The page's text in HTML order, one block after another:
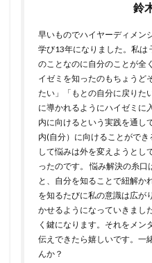
鈴
早いものでハイヤーディメン
学び13年になりました。私は
のことなのに自分のことが全
イゼミを知ったのもちょうど
たい」「もとの自分に戻りた
に導かれるようにハイゼミに
内に向けるという実践を通し
内(自分）に向けることがで
して悩みは外を変えようとし
ったのです。 悩み解決の糸
と、自分を知ることで紐解か
を知るたびに私の意識は広が
かせるようになっていきまし
く鍵になります。それをメン
伝えできたら嬉しいです。一
んか？